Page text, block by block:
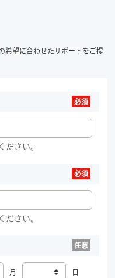
希望に合わせたサポートをご提
さい。
さい。
月 日